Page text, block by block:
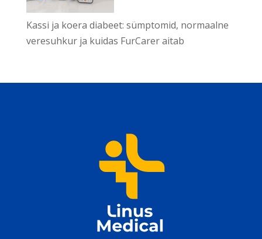
Kassi ja koera diabeet: sümptomid, normaalne
veresuhkur ja kuidas FurCarer aitab